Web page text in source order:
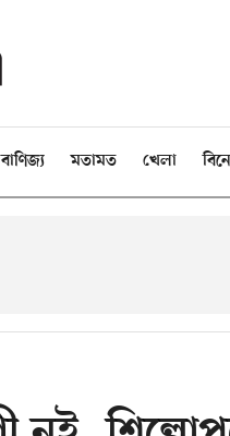
বাণিজ্য মতামত খেলা